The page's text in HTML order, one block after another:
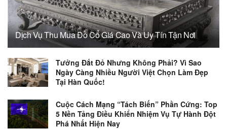
Dịch Vụ Thu Mua Đồ Cổ Giá Cao Và Uy Tín Tận Nơi
Tưởng Đắt Đỏ Nhưng Không Phải? Vì Sao
Ngày Càng Nhiều Người Việt Chọn Làm Đẹp
Tại Hàn Quốc!
Cuộc Cách Mạng “Tách Biến” Phần Cứng: Top
5 Nền Tảng Điều Khiển Nhiệm Vụ Tự Hành Đột
Phá Nhất Hiện Nay